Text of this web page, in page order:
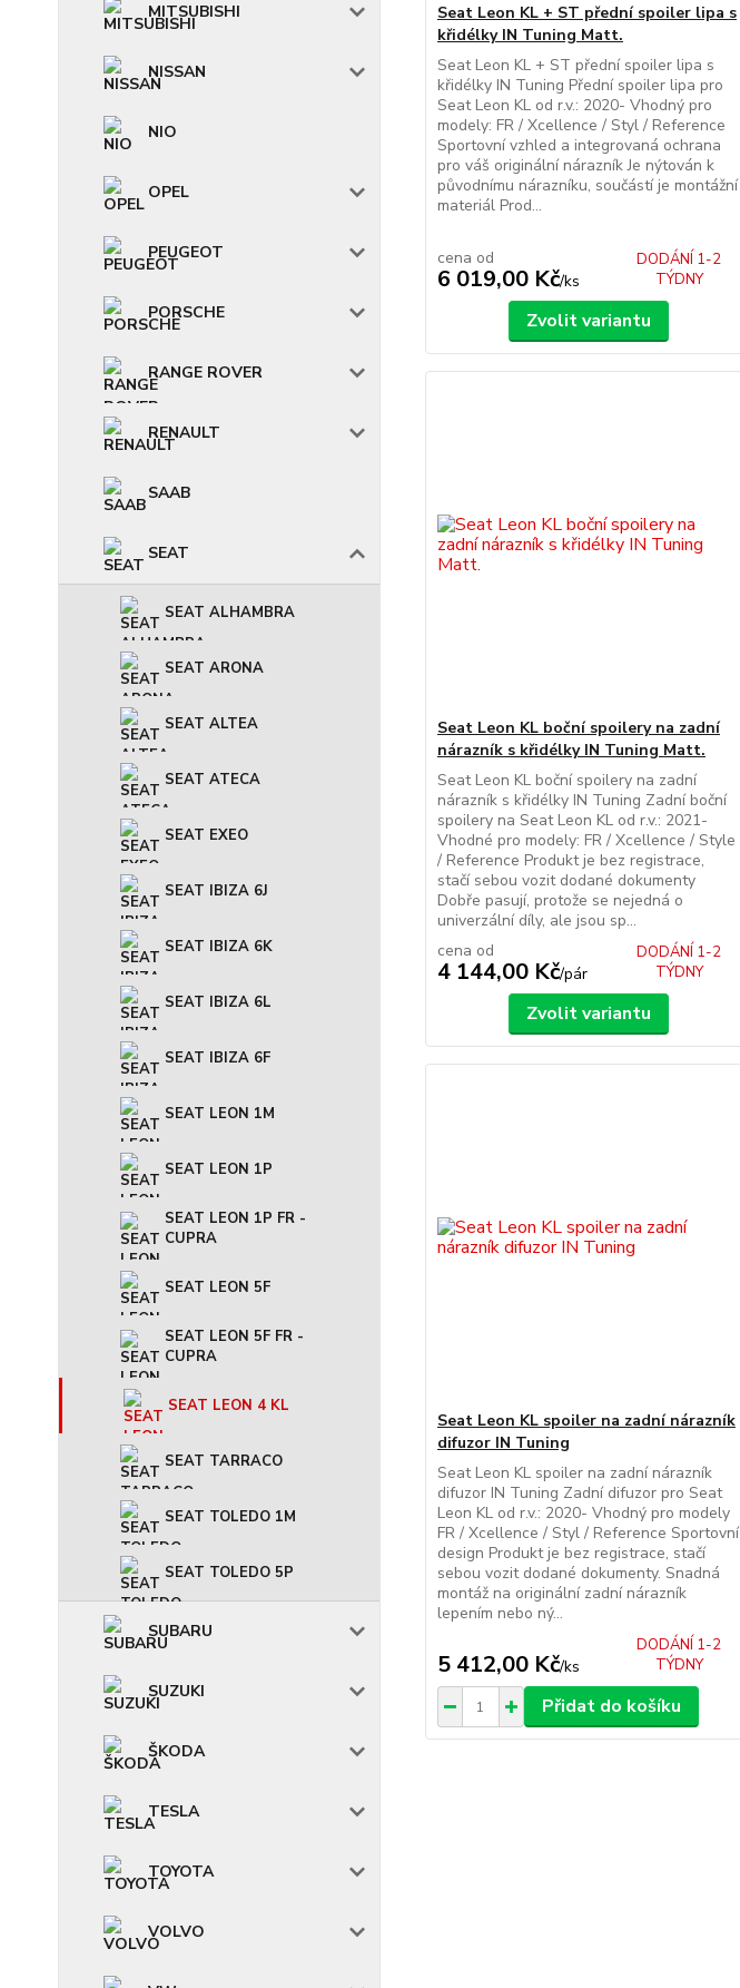
MITSUBISHI
NISSAN
NIO
OPEL
PEUGEOT
PORSCHE
RANGE ROVER
RENAULT
SAAB
SEAT
SEAT ALHAMBRA
SEAT ARONA
SEAT ALTEA
SEAT ATECA
SEAT EXEO
SEAT IBIZA 6J
SEAT IBIZA 6K
SEAT IBIZA 6L
SEAT IBIZA 6F
SEAT LEON 1M
SEAT LEON 1P
SEAT LEON 1P FR -
CUPRA
SEAT LEON 5F
SEAT LEON 5F FR -
CUPRA
SEAT LEON 4 KL
SEAT TARRACO
SEAT TOLEDO 1M
SEAT TOLEDO 5P
SUBARU
SUZUKI
ŠKODA
TESLA
TOYOTA
VOLVO
Seat Leon KL + ST přední spoiler lipa s
křidélky IN Tuning Matt.
Seat Leon KL + ST přední spoiler lipa s
křidélky IN Tuning Přední spoiler lipa pro
Seat Leon KL od r.v.: 2020- Vhodný pro
modely: FR / Xcellence / Styl / Reference
Sportovní vzhled a integrovaná ochrana
pro váš originální nárazník Je nýtován k
původnímu nárazníku, součástí je montážní
materiál Prod...
cena od
6 019,00 Kč/ks
DODÁNÍ 1-2
TÝDNY
Zvolit variantu
Seat Leon KL boční spoilery na zadní
nárazník s křidélky IN Tuning Matt.
Seat Leon KL boční spoilery na zadní
nárazník s křidélky IN Tuning Zadní boční
spoilery na Seat Leon KL od r.v.: 2021-
Vhodné pro modely: FR / Xcellence / Style
/ Reference Produkt je bez registrace,
stačí sebou vozit dodané dokumenty
Dobře pasují, protože se nejedná o
univerzální díly, ale jsou sp...
cena od
4 144,00 Kč/pár
DODÁNÍ 1-2
TÝDNY
Zvolit variantu
Seat Leon KL spoiler na zadní nárazník
difuzor IN Tuning
Seat Leon KL spoiler na zadní nárazník
difuzor IN Tuning Zadní difuzor pro Seat
Leon KL od r.v.: 2020- Vhodný pro modely
FR / Xcellence / Styl / Reference Sportovní
design Produkt je bez registrace, stačí
sebou vozit dodané dokumenty. Snadná
montáž na originální zadní nárazník
lepením nebo ný...
5 412,00 Kč/ks
DODÁNÍ 1-2
TÝDNY
Přidat do košíku